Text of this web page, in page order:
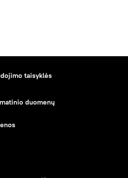
taisyklės
duomenų